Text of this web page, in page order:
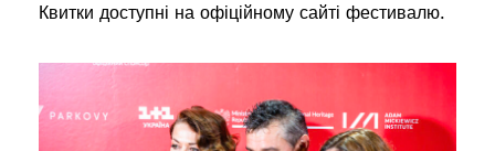
Квитки доступні на офіційному сайті фестивалю.